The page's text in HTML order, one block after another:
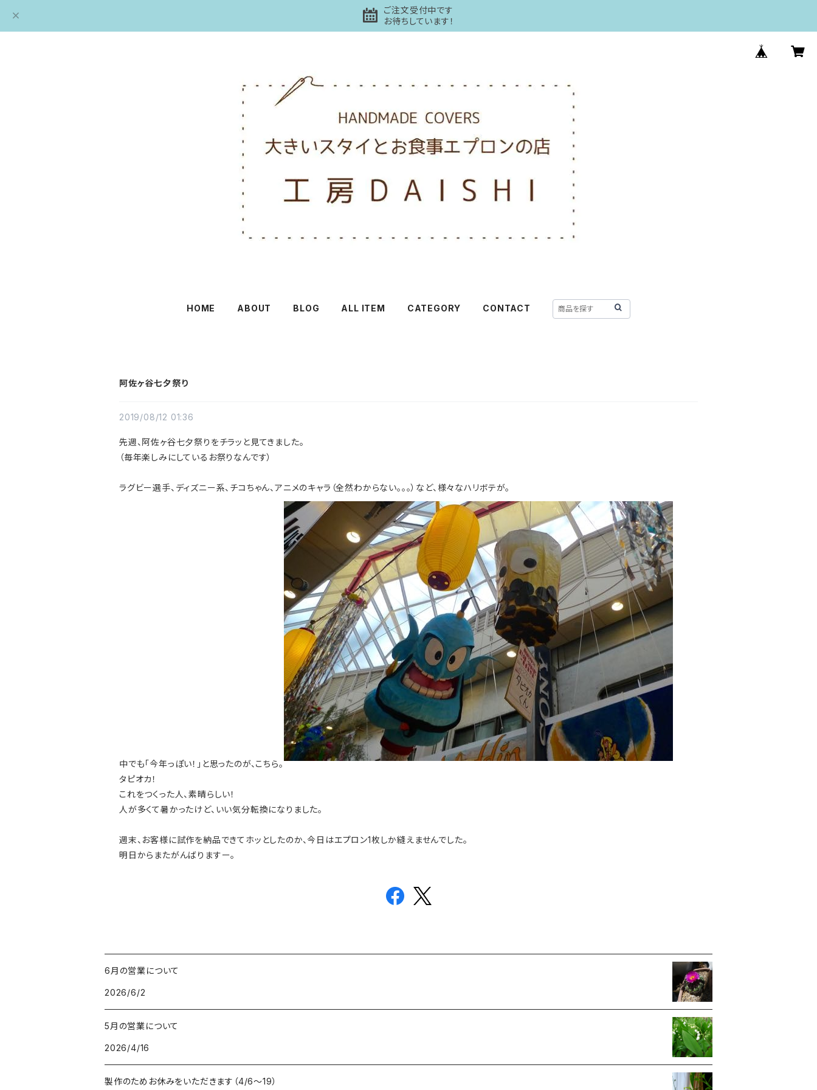
ご注文受付中です
お待ちしています！
HOME ABOUT BLOG ALL ITEM CATEGORY CONTACT
阿佐ヶ谷七夕祭り
2019/08/12 01:36
先週、阿佐ヶ谷七夕祭りをチラッと見てきました。
（毎年楽しみにしているお祭りなんです）
ラグビー選手、ディズニー系、チコちゃん、アニメのキャラ（全然わからない。。。）など、様々なハリボテが。
中でも「今年っぽい！」と思ったのが、こちら。
タピオカ！
これをつくった人、素晴らしい！
人が多くて暑かったけど、いい気分転換になりました。
週末、お客様に試作を納品できてホッとしたのか、今日はエプロン1枚しか縫えませんでした。
明日からまたがんばりますー。
6月の営業について
2026/6/2
5月の営業について
2026/4/16
製作のためお休みをいただきます（4/6〜19）